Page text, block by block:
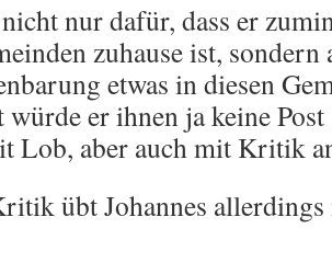
nur dafür, dass er
zuhause ist,
etwas in diesen
würde er ihnen ja keine
Lob, aber auch mit Kritik
übt Johannes allerdings